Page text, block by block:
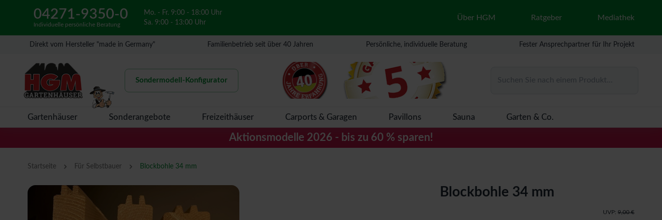
04271-9350-0
Individuelle persönliche Beratung
Mo. - Fr. 9:00 - 18:00 Uhr
Sa. 9:00 - 13:00 Uhr
Über HGM Ratgeber Mediathek
Direkt vom Hersteller "made in Germany" Familienbetrieb seit über 40 Jahren Persönliche, individuelle Beratung Fester Ansprechpartner für Ihr Projekt
Sondermodell-Konfigurator Suchen Sie nach einem Produkt...
Gartenhäuser Sonderangebote Freizeithäuser Carports & Garagen Pavillons Sauna Garten & Co.
Aktionsmodelle 2026 - bis zu 60 % sparen!
Startseite › Für Selbstbauer › Blockbohle 34 mm
Blockbohle 34 mm
UVP: 9,00 €